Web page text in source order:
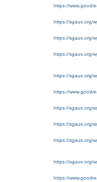
https://
https://sgaus.org/
https://sgaus.org/
https://sgaus.org/
https://sgaus.org/
https://
https://sgaus.org/
https://sgaus.org/
https://sgaus.org/
https://sgaus.org/
https://